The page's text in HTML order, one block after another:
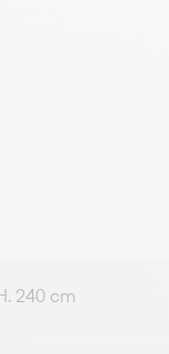
240 cm